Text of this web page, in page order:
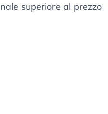
superiore al prezzo